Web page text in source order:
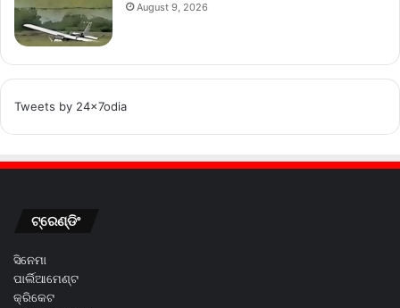
August 9, 2026
Tweets by 24x7odia
ଟ୍ରେଣ୍ଡିଂ
ସିନେମା
ପାର୍ଲିଆମେଣ୍ଟ
କ୍ରିକେଟ